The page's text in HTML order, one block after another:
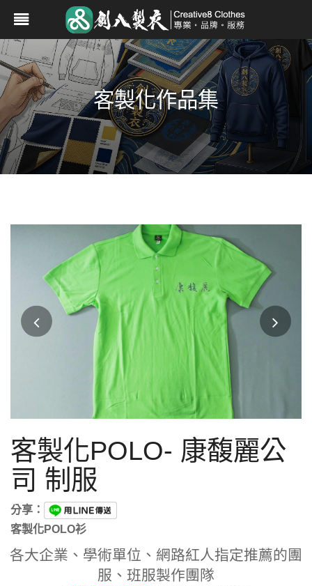
客製化作品集
客製化POLO- 康馥麗公
司 制服
分享：
客製化POLO衫
各大企業、學術單位、網路紅人指定推薦的團
服、班服製作團隊